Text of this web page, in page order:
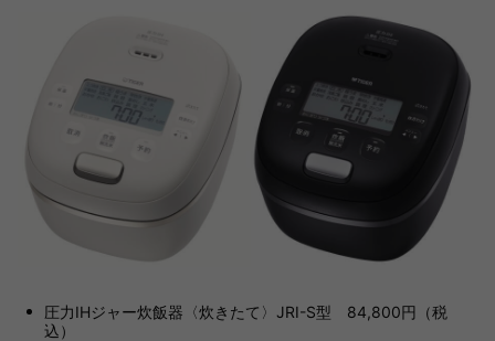
圧力IHジャー炊飯器〈炊きたて〉JRI-S型 84,800円（税
込）